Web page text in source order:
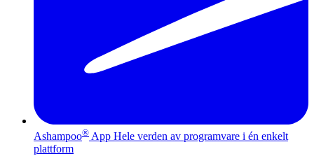
Ashampoo® App Hele verden av programvare i én enkelt
plattform